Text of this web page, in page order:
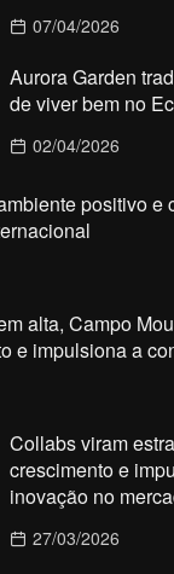
07/04/2026
Aurora Garden
de viver bem no
02/04/2026
positivo e
alta, Campo
e impulsiona a
Collabs viram
crescimento e
inovação no
27/03/2026